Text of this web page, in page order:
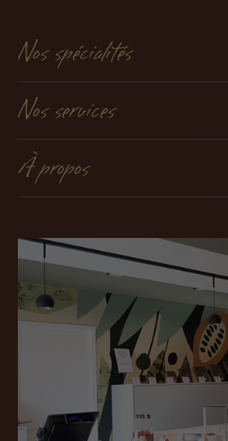
Nos spécialités
Nos services
À propos